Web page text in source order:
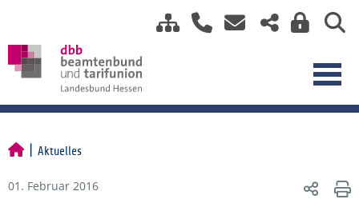
Aktuelles
01. Februar 2016